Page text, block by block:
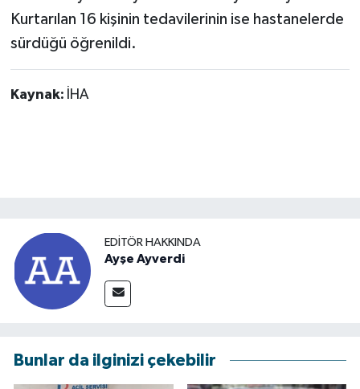
Kurtarılan 16 kişinin tedavilerinin ise hastanelerde
sürdüğü öğrenildi.
Kaynak: İHA
EDITÖR HAKKINDA
Ayşe Ayverdi
Bunlar da ilginizi çekebilir